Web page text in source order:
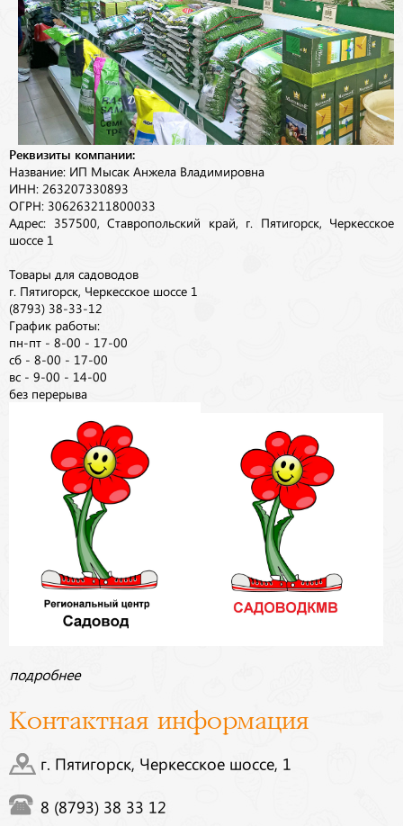
Реквизиты компании:
Название: ИП Мысак Анжела Владимировна
ИНН: 263207330893
ОГРН: 306263211800033
Адрес: 357500, Ставропольский край, г. Пятигорск, Черкесское
шоссе 1
Товары для садоводов
г. Пятигорск, Черкесское шоссе 1
(8793) 38-33-12
График работы:
пн-пт - 8-00 - 17-00
сб - 8-00 - 17-00
вс - 9-00 - 14-00
без перерыва
подробнее
Контактная информация
г. Пятигорск, Черкесское шоссе, 1
8 (8793) 38 33 12